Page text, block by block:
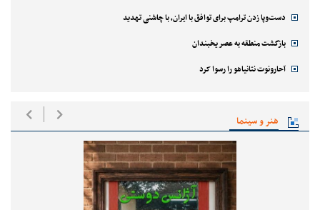
دست‌وپا زدن ترامپ برای توافق با ایران، با چاشنی تهدید
بازگشت منطقه به عصر یخبندان
آحارونوت نتانیاهو را رسوا کرد
هنر و سینما